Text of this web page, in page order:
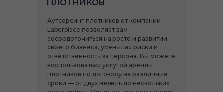
Аутсорсинг плотников от компании
Laborplace позволяет вам
сосредоточиться на росте и развитии
своего бизнеса, уменьшая риски и
ответственность за персона. Вы можете
воспользоваться услугой аренды
плотников по договору на различные
сроки — от двух недель до нескольких